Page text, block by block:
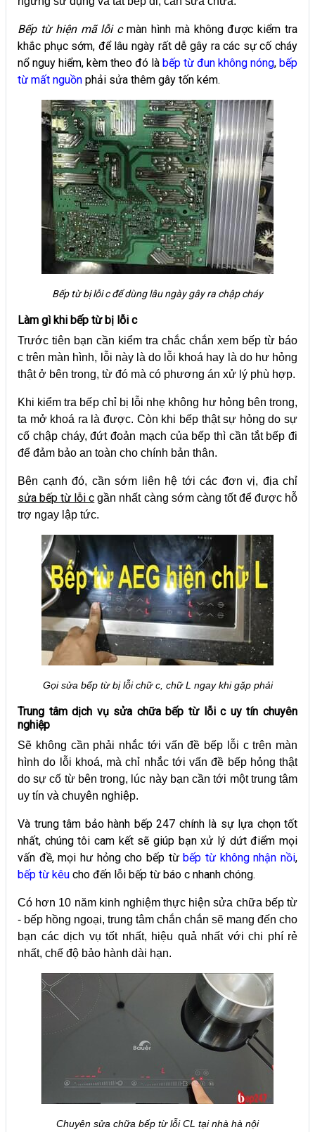
Bếp từ hiện mã lỗi cmàn hình mà không được kiểm tra
khắc phục sớm, để lâu ngày rất dễ gây ra các sự cố cháy
nổ nguy hiểm, kèm theo đó là bếp từ đun không nóng, bếp
từ mất nguồn phải sửa thêm gây tốn kém.
Bếp từ bị lỗi c để dùng lâu ngày gây ra chập cháy
Làm gì khi bếp từ bị lỗi c
Trước tiên bạn cần kiểm tra chắc chắn xem bếp từ báo
c trên màn hình, lỗi này là do lỗi khoá hay là do hư hỏng
thật ở bên trong, từ đó mà có phương án xử lý phù hợp.
Khi kiểm tra bếp chỉ bị lỗi nhẹ không hư hỏng bên trong,
ta mở khoá ra là được. Còn khi bếp thật sự hỏng do sự
cố chập cháy, đứt đoản mạch của bếp thì cần tắt bếp đi
để đảm bảo an toàn cho chính bản thân.
Bên cạnh đó, cần sớm liên hệ tới các đơn vị, địa chỉ
sửa bếp từ lỗi c gần nhất càng sớm càng tốt để được hỗ
trợ ngay lập tức.
Gọi sửa bếp từ bị lỗi chữ c, chữ L ngay khi gặp phải
Trung tâm dịch vụ sửa chữa bếp từ lỗi c uy tín chuyên
nghiệp
Sẽ không cần phải nhắc tới vấn đề bếp lỗi c trên màn
hình do lỗi khoá, mà chỉ nhắc tới vấn đề bếp hỏng thật
do sự cố từ bên trong, lúc này bạn cần tới một trung tâm
uy tín và chuyên nghiệp.
Và trung tâm bảo hành bếp 247 chính là sự lựa chọn tốt
nhất, chúng tôi cam kết sẽ giúp bạn xử lý dứt điểm mọi
vấn đề, mọi hư hỏng cho bếp từbếp từ không nhận nồi,
bếp từ kêu cho đến lỗi bếp từ báo c nhanh chóng.
Có hơn 10 năm kinh nghiệm thực hiện sửa chữa bếp từ
- bếp hồng ngoại, trung tâm chắn chắn sẽ mang đến cho
bạn các dịch vụ tốt nhất, hiệu quả nhất với chi phí rẻ
nhất, chế độ bảo hành dài hạn.
Chuyên sửa chữa bếp từ lỗi CL tại nhà hà nội